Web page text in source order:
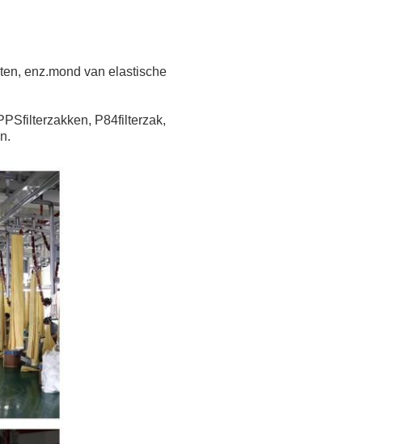
enz.mond van elastische
P84filterzak,